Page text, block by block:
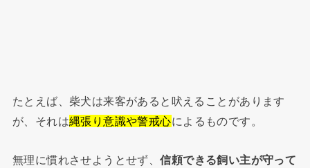
たとえば、柴犬は来客があると吠えることがあります
が、それは縄張り意識や警戒心によるものです。
無理に慣れさせようとせず、信頼できる飼い主が守って